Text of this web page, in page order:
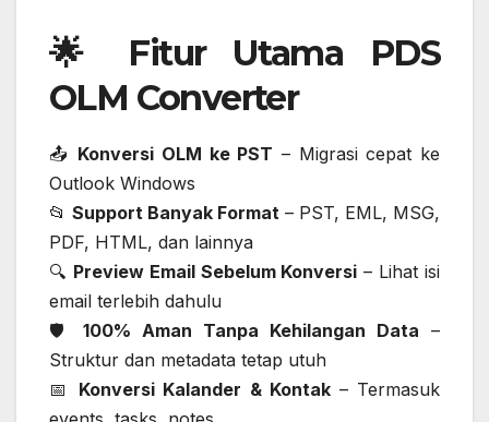
🌟 Fitur Utama PDS
OLM Converter
📤 Konversi OLM ke PST – Migrasi cepat ke
Outlook Windows
📂 Support Banyak Format – PST, EML, MSG,
PDF, HTML, dan lainnya
🔍 Preview Email Sebelum Konversi – Lihat isi
email terlebih dahulu
🛡️ 100% Aman Tanpa Kehilangan Data –
Struktur dan metadata tetap utuh
📅 Konversi Kalander & Kontak– Termasuk